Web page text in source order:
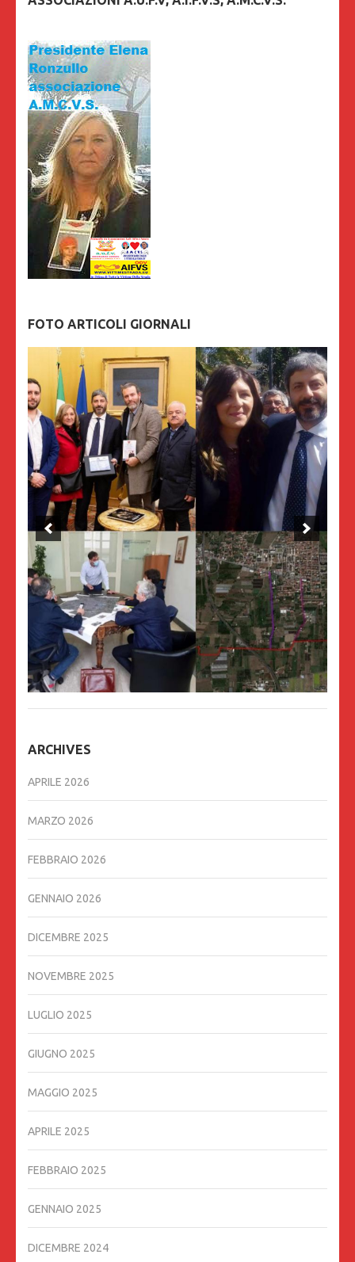
FOTO ARTICOLI GIORNALI
ARCHIVES
APRILE 2026
MARZO 2026
FEBBRAIO 2026
GENNAIO 2026
DICEMBRE 2025
NOVEMBRE 2025
LUGLIO 2025
GIUGNO 2025
MAGGIO 2025
APRILE 2025
FEBBRAIO 2025
GENNAIO 2025
DICEMBRE 2024